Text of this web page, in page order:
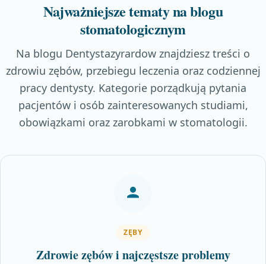
Najważniejsze tematy na blogu
stomatologicznym
Na blogu Dentystazyrardow znajdziesz treści o
zdrowiu zębów, przebiegu leczenia oraz codziennej
pracy dentysty. Kategorie porządkują pytania
pacjentów i osób zainteresowanych studiami,
obowiązkami oraz zarobkami w stomatologii.
ZĘBY
Zdrowie zębów i najczęstsze problemy